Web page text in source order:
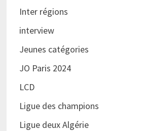
Inter régions
interview
Jeunes catégories
JO Paris 2024
LCD
Ligue des champions
Ligue deux Algérie